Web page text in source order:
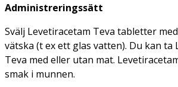
Administreringssätt
Svälj Levetiracetam Teva tabletter
vätska (t ex ett glas vatten). Du kan ta
Teva med eller utan mat.
smak i munnen.